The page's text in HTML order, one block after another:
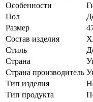
Особенности
Пол
Размер
Состав изделия
Стиль
Страна
Страна производитель
Тип изделия
Тип продукта